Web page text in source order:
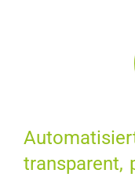
transparent,